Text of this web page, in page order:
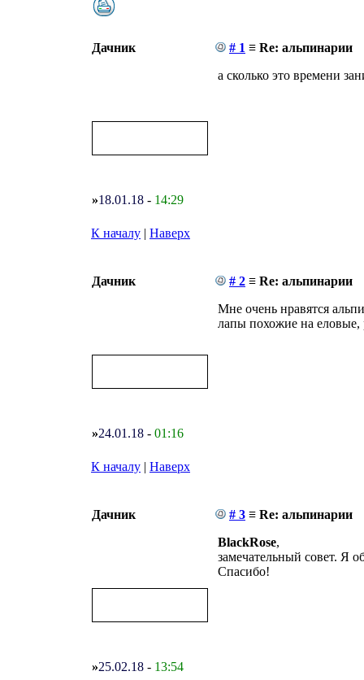
Дачник # 1 ≡ Re: альпинарии
а сколько это времени
»18.01.18 - 14:29
К началу | Наверх
Дачник # 2 ≡ Re: альпинарии
Мне очень нравятся
лапы похожие на еловые,
»24.01.18 - 01:16
К началу | Наверх
Дачник # 3 ≡ Re: альпинарии
BlackRose,
замечательный совет. Я
Спасибо!
»25.02.18 - 13:54